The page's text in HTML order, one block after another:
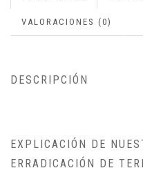
VALORACIONES (0)
DESCRIPCIÓN
EXPLICACIÓN DE
ERRADICACIÓN DE